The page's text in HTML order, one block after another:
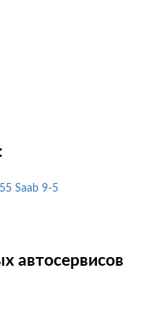
Saab 9-5
автосервисов